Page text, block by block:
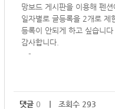
망보드 게시판을 이용해 펜
일자별로 글등록을 2개로 제
등록이 안되게 하고 싶습니다
감사합니다.
-
댓글 0 ｜ 조회수 293